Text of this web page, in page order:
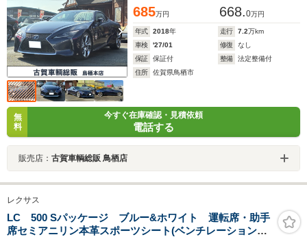
685万円 668.0万円
年式 2018年 走行 7.2万km
車検
'27/01 修復
なし
保証
保証付 整備
法定整備付
住所
佐賀県鳥栖市
無
料
今すぐ在庫確認・見積依頼
電話する
販売店： 古賀車輌総販 鳥栖店
レクサス
LC 500 Sパッケージ ブルー&ホワイト 運転席・助手
席セミアニリン本革スポーツシート(ベンチレーション機